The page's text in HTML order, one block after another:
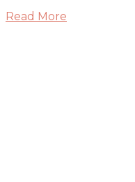
Read More